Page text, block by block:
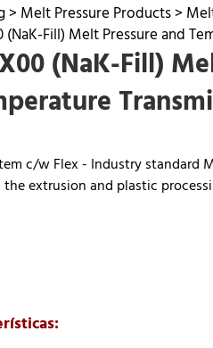
> Melt Pressure Products>
(NaK-Fill) Melt Pressure and
(NaK-Fill)
c/w Flex - Industry standard
the extrusion and plastic